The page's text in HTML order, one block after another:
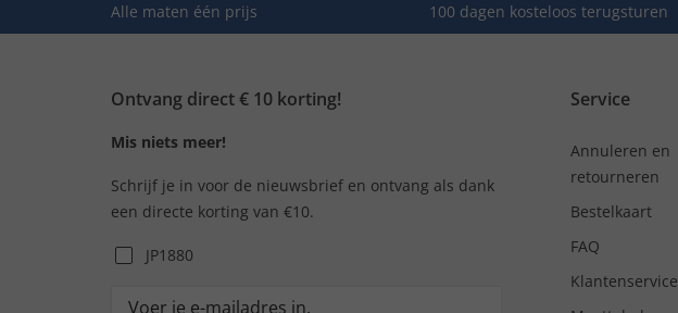
Alle maten één prijs 100 dagen kosteloos terugsturen
Ontvang direct € 10 korting!
Mis niets meer!
Schrijf je in voor de nieuwsbrief en ontvang als dank
een directe korting van €10.
JP1880
Service
Annuleren en
retourneren
Bestelkaart
FAQ
Klantenservice